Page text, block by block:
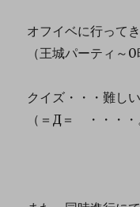
オフイベに行って
（王城パーティ～
クイズ・・・難し
（＝Д＝ ・・・・